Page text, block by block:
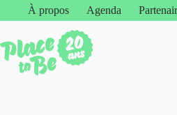
À propos Agenda